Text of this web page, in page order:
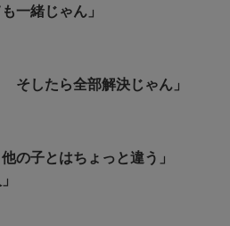
一緒じゃん」
そしたら全部解決じゃん」
の子とはちょっと違う」